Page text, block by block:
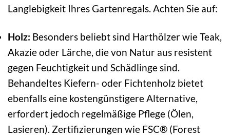
Langlebigkeit Ihres Gartenregals. Achten Sie auf:
Holz: Besonders beliebt sind Harthölzer wie Teak,
Akazie oder Lärche, die von Natur aus resistent
gegen Feuchtigkeit und Schädlinge sind.
Behandeltes Kiefern- oder Fichtenholz bietet
ebenfalls eine kostengünstigere Alternative,
erfordert jedoch regelmäßige Pflege (Ölen,
Lasieren). Zertifizierungen wie FSC® (Forest